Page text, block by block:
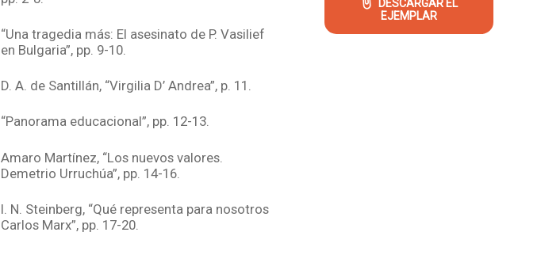
“Una tragedia más: El asesinato de P. Vasilief
en Bulgaria”, pp. 9-10.
D. A. de Santillán, “Virgilia D’ Andrea”, p. 11.
“Panorama educacional”, pp. 12-13.
Amaro Martínez, “Los nuevos valores.
Demetrio Urruchúa”, pp. 14-16.
I. N. Steinberg, “Qué representa para nosotros
Carlos Marx”, pp. 17-20.
DESCARGAR EL
EJEMPLAR